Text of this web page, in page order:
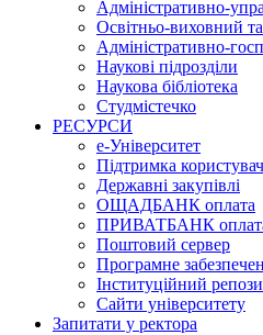
Адміністративно-
Освітньо-виховний
Адміністративно-
Наукові підрозділи
Наукова бібліотека
Студмістечко
РЕСУРСИ
е-Університет
Підтримка
Державні закупівлі
ОЩАДБАНК оплата
ПРИВАТБАНК
Поштовий сервер
Програмне
Інституційний
Сайти університету
Запитати у ректора